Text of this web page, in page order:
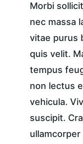
Morbi
nec massa
vitae purus
quis velit.
tempus
non lectus
vehicula.
suscipit.